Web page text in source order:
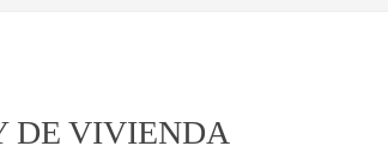
DE VIVIENDA